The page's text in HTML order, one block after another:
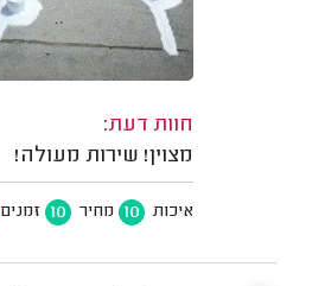
חוות דעת:
מצוין! שירות מעולה!
איכות 10 מחיר 10 זמנים